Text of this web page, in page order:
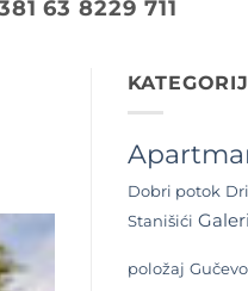
63 8229 711
Dobri potok
Stanišići
položaj Gučevo